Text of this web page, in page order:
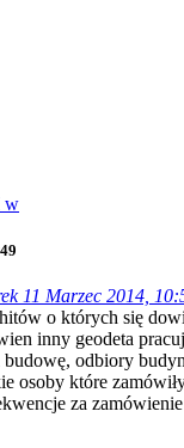
w
11 Marzec 2014,
o których się
inny geodeta
odbiory
osoby które
za